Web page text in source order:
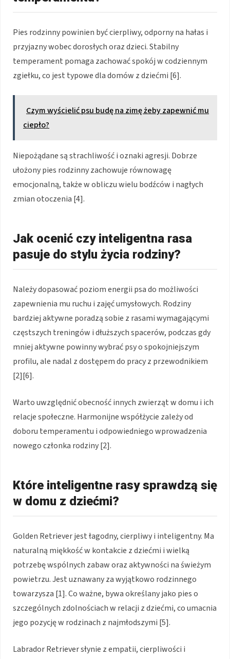
Pies rodzinny powinien być cierpliwy, odporny na hałas i
przyjazny wobec dorosłych oraz dzieci. Stabilny
temperament pomaga zachować spokój w codziennym
zgiełku, co jest typowe dla domów z dziećmi [6].
Czym wyścielić psu budę na zimę żeby zapewnić mu
ciepło?
Niepożądane są strachliwość i oznaki agresji. Dobrze
ułożony pies rodzinny zachowuje równowagę
emocjonalną, także w obliczu wielu bodźców i nagłych
zmian otoczenia [4].
Jak ocenić czy inteligentna rasa
pasuje do stylu życia rodziny?
Należy dopasować poziom energii psa do możliwości
zapewnienia mu ruchu i zajęć umysłowych. Rodziny
bardziej aktywne poradzą sobie z rasami wymagającymi
częstszych treningów i dłuższych spacerów, podczas gdy
mniej aktywne powinny wybrać psy o spokojniejszym
profilu, ale nadal z dostępem do pracy z przewodnikiem
[2][6].
Warto uwzględnić obecność innych zwierząt w domu i ich
relacje społeczne. Harmonijne współżycie zależy od
doboru temperamentu i odpowiedniego wprowadzenia
nowego członka rodziny [2].
Które inteligentne rasy sprawdzą się
w domu z dziećmi?
Golden Retriever jest łagodny, cierpliwy i inteligentny. Ma
naturalną miękkość w kontakcie z dziećmi i wielką
potrzebę wspólnych zabaw oraz aktywności na świeżym
powietrzu. Jest uznawany za wyjątkowo rodzinnego
towarzysza [1]. Co ważne, bywa określany jako pies o
szczególnych zdolnościach w relacji z dziećmi, co umacnia
jego pozycję w rodzinach z najmłodszymi [5].
Labrador Retriever słynie z empatii, cierpliwości i